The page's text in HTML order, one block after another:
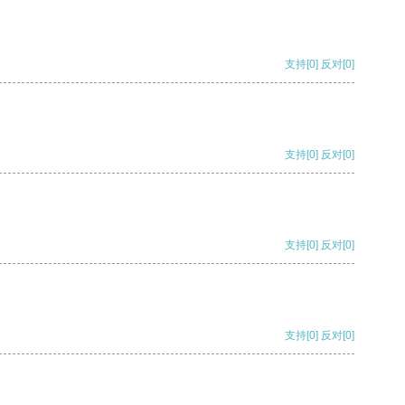
支持[0] 反对[0]
支持[0] 反对[0]
支持[0] 反对[0]
支持[0] 反对[0]